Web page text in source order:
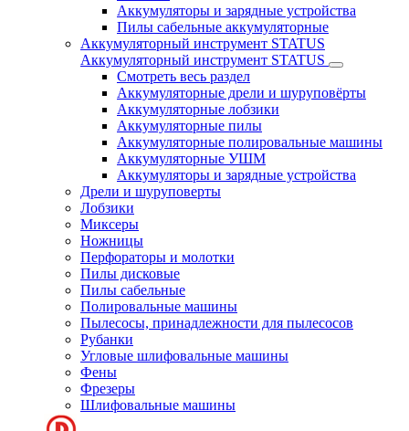
Аккумуляторы и зарядные устройства
Пилы сабельные аккумуляторные
Аккумуляторный инструмент STATUS
Аккумуляторный инструмент STATUS
Смотреть весь раздел
Аккумуляторные дрели и шуруповёрты
Аккумуляторные лобзики
Аккумуляторные пилы
Аккумуляторные полировальные машины
Аккумуляторные УШМ
Аккумуляторы и зарядные устройства
Дрели и шуруповерты
Лобзики
Миксеры
Ножницы
Перфораторы и молотки
Пилы дисковые
Пилы сабельные
Полировальные машины
Пылесосы, принадлежности для пылесосов
Рубанки
Угловые шлифовальные машины
Фены
Фрезеры
Шлифовальные машины